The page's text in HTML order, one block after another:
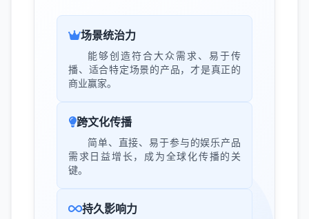
场景统治力
能够创造符合大众需求、易于传
播、适合特定场景的产品，才是真正的
商业赢家。
跨文化传播
简单、直接、易于参与的娱乐产品
需求日益增长，成为全球化传播的关
键。
持久影响力